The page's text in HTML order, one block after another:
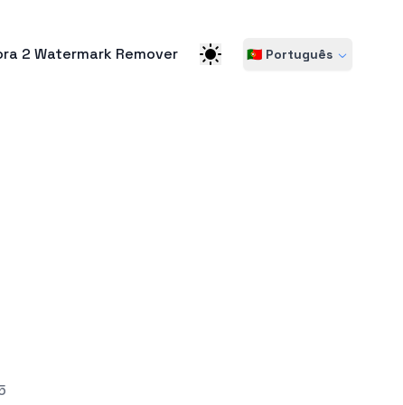
2 Watermark Remover 🇵🇹 Português